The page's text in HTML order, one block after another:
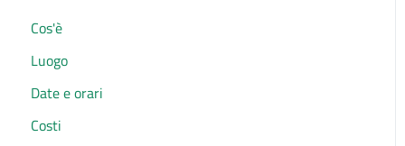
Cos'è
Luogo
Date e orari
Costi